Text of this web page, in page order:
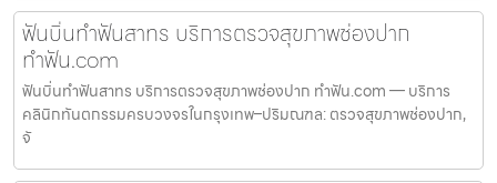
ฟันบิ่นทำฟันสาทร บริการตรวจสุขภาพช่องปาก
ทำฟัน.com
ฟันบิ่นทำฟันสาทร บริการตรวจสุขภาพช่องปาก ทำฟัน.com — บริการ
คลินิกทันตกรรมครบวงจรในกรุงเทพ–ปริมณฑล: ตรวจสุขภาพช่องปาก,
จั